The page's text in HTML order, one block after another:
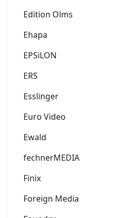
Edition Olms
Ehapa
EPSiLON
ERS
Esslinger
Euro Video
Ewald
fechnerMEDIA
Finix
Foreign Media